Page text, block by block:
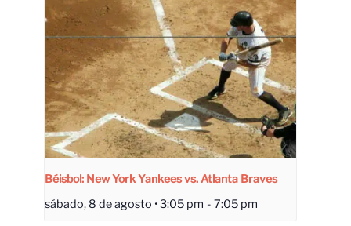
Béisbol: New York Yankees vs. Atlanta Braves
sábado, 8 de agosto • 3:05 pm - 7:05 pm